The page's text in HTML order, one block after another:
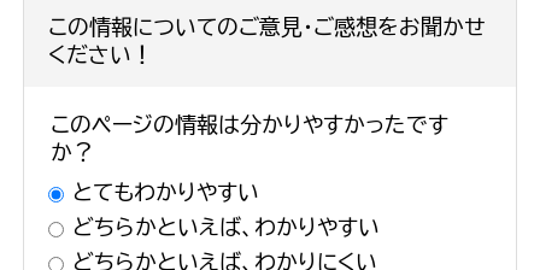
この情報についてのご意見・ご感想をお聞かせ
ください！
このページの情報は分かりやすかったです
か？
とてもわかりやすい
どちらかといえば、わかりやすい
どちらかといえば、わかりにくい